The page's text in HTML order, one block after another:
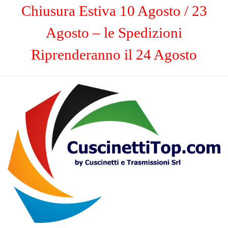
Chiusura Estiva 10 Agosto / 23
Agosto – le Spedizioni
Riprenderanno il 24 Agosto